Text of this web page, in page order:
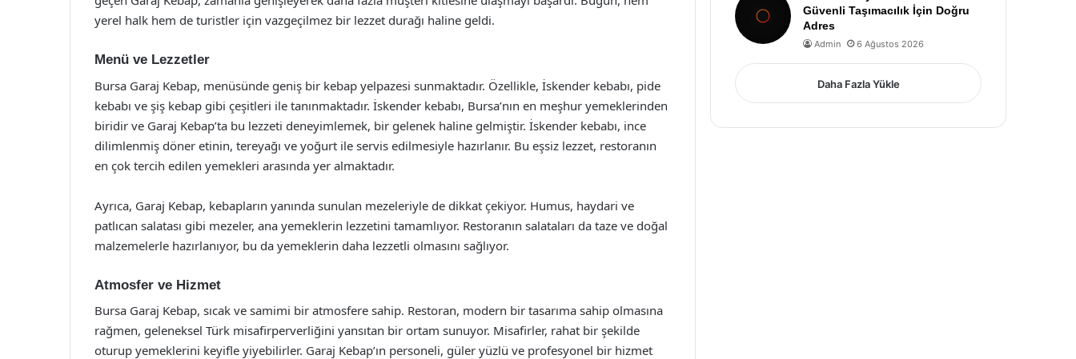
yerel halk hem de turistler için vazgeçilmez bir lezzet durağı haline geldi.
Menü ve Lezzetler
Bursa Garaj Kebap, menüsünde geniş bir kebap yelpazesi sunmaktadır. Özellikle, İskender kebabı, pide
kebabı ve şiş kebap gibi çeşitleri ile tanınmaktadır. İskender kebabı, Bursa’nın en meşhur yemeklerinden
biridir ve Garaj Kebap’ta bu lezzeti deneyimlemek, bir gelenek haline gelmiştir. İskender kebabı, ince
dilimlenmiş döner etinin, tereyağı ve yoğurt ile servis edilmesiyle hazırlanır. Bu eşsiz lezzet, restoranın
en çok tercih edilen yemekleri arasında yer almaktadır.
Ayrıca, Garaj Kebap, kebapların yanında sunulan mezeleriyle de dikkat çekiyor. Humus, haydari ve
patlıcan salatası gibi mezeler, ana yemeklerin lezzetini tamamlıyor. Restoranın salataları da taze ve doğal
malzemelerle hazırlanıyor, bu da yemeklerin daha lezzetli olmasını sağlıyor.
Atmosfer ve Hizmet
Bursa Garaj Kebap, sıcak ve samimi bir atmosfere sahip. Restoran, modern bir tasarıma sahip olmasına
rağmen, geleneksel Türk misafirperverliğini yansıtan bir ortam sunuyor. Misafirler, rahat bir şekilde
oturup yemeklerini keyifle yiyebilirler. Garaj Kebap’ın personeli, güler yüzlü ve profesyonel bir hizmet
Güvenli Taşımacılık İçin Doğru
Adres
Admin 6 Ağustos 2026
Daha Fazla Yükle